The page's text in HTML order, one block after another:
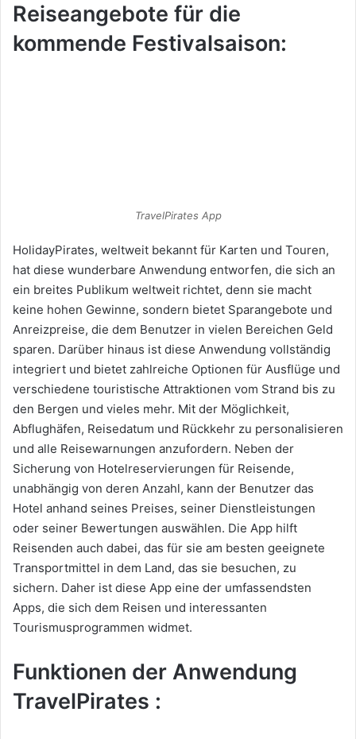
Reiseangebote für die
kommende Festivalsaison:
TravelPirates App
HolidayPirates, weltweit bekannt für Karten und Touren,
hat diese wunderbare Anwendung entworfen, die sich an
ein breites Publikum weltweit richtet, denn sie macht
keine hohen Gewinne, sondern bietet Sparangebote und
Anreizpreise, die dem Benutzer in vielen Bereichen Geld
sparen. Darüber hinaus ist diese Anwendung vollständig
integriert und bietet zahlreiche Optionen für Ausflüge und
verschiedene touristische Attraktionen vom Strand bis zu
den Bergen und vieles mehr. Mit der Möglichkeit,
Abflughäfen, Reisedatum und Rückkehr zu personalisieren
und alle Reisewarnungen anzufordern. Neben der
Sicherung von Hotelreservierungen für Reisende,
unabhängig von deren Anzahl, kann der Benutzer das
Hotel anhand seines Preises, seiner Dienstleistungen
oder seiner Bewertungen auswählen. Die App hilft
Reisenden auch dabei, das für sie am besten geeignete
Transportmittel in dem Land, das sie besuchen, zu
sichern. Daher ist diese App eine der umfassendsten
Apps, die sich dem Reisen und interessanten
Tourismusprogrammen widmet.
Funktionen der Anwendung
TravelPirates :